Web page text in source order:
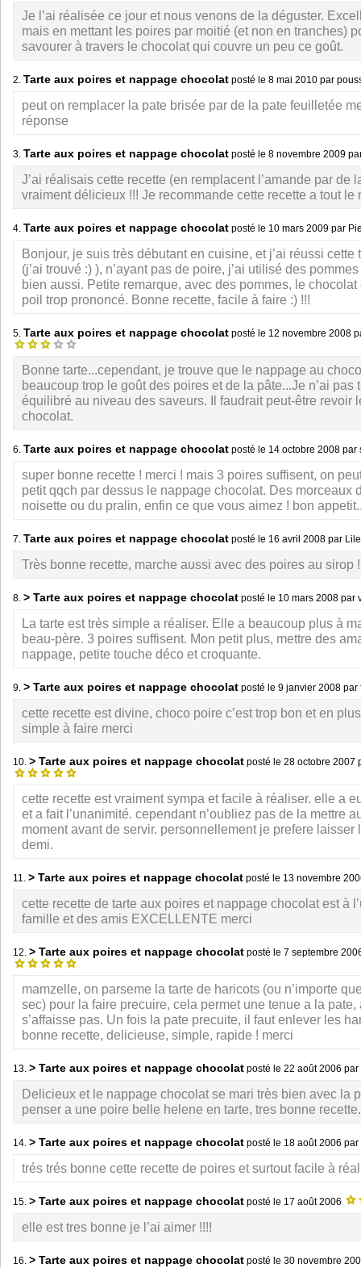
Je l’ai réalisée ce jour et nous venons de la déguster.
mais en mettant les poires par moitié (et non en tranches)
savourer à travers le chocolat qui couvre un peu ce goût.
2. Tarte aux poires et nappage chocolat posté le 8 mai 2010 par
peut on remplacer la pate brisée par de la pate feuilletée
réponse
3. Tarte aux poires et nappage chocolat posté le 8 novembre 2009
J’ai réalisais cette recette (en remplacent l’amande par de
vraiment délicieux !!! Je recommande cette recette a tout le
4. Tarte aux poires et nappage chocolat posté le 10 mars 2009 par
Bonjour, je suis très débutant en cuisine, et j’ai réussi cette
(j’ai trouvé :) ), n’ayant pas de poire, j’ai utilisé des
bien aussi. Petite remarque, avec des pommes, le chocolat
poil trop prononcé. Bonne recette, facile à faire :) !!!
5. Tarte aux poires et nappage chocolat posté le 12 novembre 2008
Bonne tarte...cependant, je trouve que le nappage au
beaucoup trop le goût des poires et de la pâte...Je n’ai pas
équilibré au niveau des saveurs. Il faudrait peut-être revoir
chocolat.
6. Tarte aux poires et nappage chocolat posté le 14 octobre 2008 par
super bonne recette ! merci ! mais 3 poires suffisent, on
petit qqch par dessus le nappage chocolat. Des morceaux
noisette ou du pralin, enfin ce que vous aimez ! bon
7. Tarte aux poires et nappage chocolat posté le 16 avril 2008 par
Très bonne recette, marche aussi avec des poires au sirop !
8. > Tarte aux poires et nappage chocolat posté le 10 mars 2008 par
La tarte est très simple a réaliser. Elle a beaucoup plus à
beau-père. 3 poires suffisent. Mon petit plus, mettre des
nappage, petite touche déco et croquante.
9. > Tarte aux poires et nappage chocolat posté le 9 janvier 2008 par
cette recette est divine, choco poire c’est trop bon et en
simple à faire merci
10. > Tarte aux poires et nappage chocolat posté le 28 octobre 2007
cette recette est vraiment sympa et facile à réaliser. elle a
et a fait l’unanimité. cependant n’oubliez pas de la mettre
moment avant de servir. personnellement je prefere laisser
demi.
11. > Tarte aux poires et nappage chocolat posté le 13 novembre
cette recette de tarte aux poires et nappage chocolat est à
famille et des amis EXCELLENTE merci
12. > Tarte aux poires et nappage chocolat posté le 7 septembre
mamzelle, on parseme la tarte de haricots (ou n’importe
sec) pour la faire precuire, cela permet une tenue a la pate,
s’affaisse pas. Un fois la pate precuite, il faut enlever les
bonne recette, delicieuse, simple, rapide ! merci
13. > Tarte aux poires et nappage chocolat posté le 22 août 2006 par
Delicieux et le nappage chocolat se mari très bien avec la
penser a une poire belle helene en tarte, tres bonne recette.
14. > Tarte aux poires et nappage chocolat posté le 18 août 2006 par
trés trés bonne cette recette de poires et surtout facile à
15. > Tarte aux poires et nappage chocolat posté le 17 août 2006
elle est tres bonne je l’ai aimer !!!!
16. > Tarte aux poires et nappage chocolat posté le 30 novembre